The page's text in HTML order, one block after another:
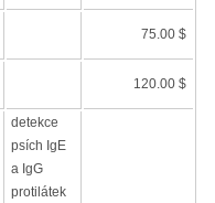
75.00 $
120.00 $
detekce
psích IgE
a IgG
protilátek